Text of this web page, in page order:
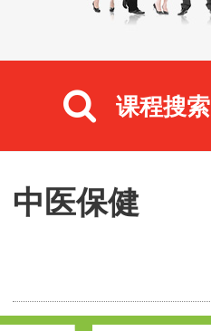
课程搜索
中医保健